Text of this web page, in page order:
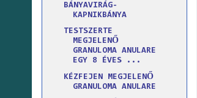
BÁNYAVIRÁG-
KAPNIKBÁNYA
TESTSZERTE
MEGJELENŐ
GRANULOMA ANULARE
EGY 8 ÉVES ...
KÉZFEJEN MEGJELENŐ
GRANULOMA ANULARE